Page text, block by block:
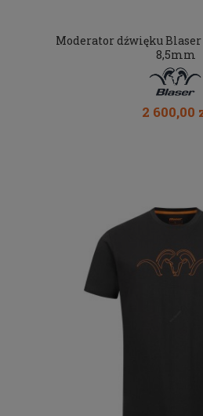
Moderator dźwięku Blaser
8,5mm
2 600,00